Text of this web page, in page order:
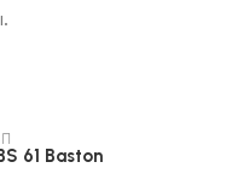
61 Baston